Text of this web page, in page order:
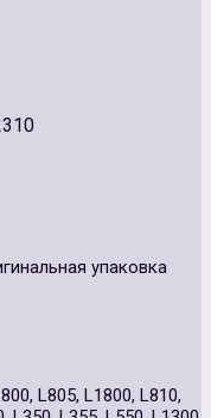
упаковка
L805, L1800, L810,